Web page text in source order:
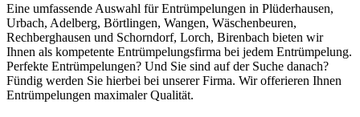
Eine umfassende Auswahl für Entrümpelungen in Plüderhausen,
Urbach, Adelberg, Börtlingen, Wangen, Wäschenbeuren,
Rechberghausen und Schorndorf, Lorch, Birenbach bieten wir
Ihnen als kompetente Entrümpelungsfirma bei jedem Entrümpelung.
Perfekte Entrümpelungen? Und Sie sind auf der Suche danach?
Fündig werden Sie hierbei bei unserer Firma. Wir offerieren Ihnen
Entrümpelungen maximaler Qualität.